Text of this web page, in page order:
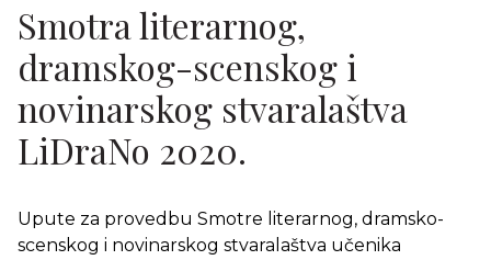
Smotra literarnog,
dramskog-scenskog i
novinarskog stvaralaštva
LiDraNo 2020.
Upute za provedbu Smotre literarnog, dramsko-
scenskog i novinarskog stvaralaštva učenika